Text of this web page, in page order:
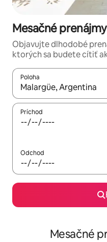
Mesačné
Objavujte dlhodobé
ktorých sa budete cítiť
Poloha
Keď budú výsledky k
Príchod
Odchod
Mesačné